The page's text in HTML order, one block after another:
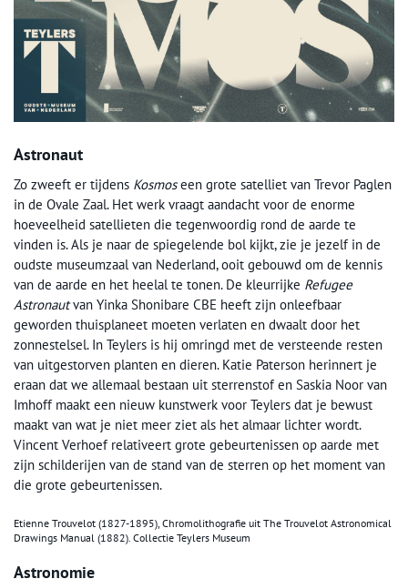
Astronaut
Zo zweeft er tijdens Kosmoseen grote satelliet van Trevor Paglen
in de Ovale Zaal. Het werk vraagt aandacht voor de enorme
hoeveelheid satellieten die tegenwoordig rond de aarde te
vinden is. Als je naar de spiegelende bol kijkt, zie je jezelf in de
oudste museumzaal van Nederland, ooit gebouwd om de kennis
van de aarde en het heelal te tonen. De kleurrijke Refugee
Astronautvan Yinka Shonibare CBE heeft zijn onleefbaar
geworden thuisplaneet moeten verlaten en dwaalt door het
zonnestelsel. In Teylers is hij omringd met de versteende resten
van uitgestorven planten en dieren. Katie Paterson herinnert je
eraan dat we allemaal bestaan uit sterrenstof en Saskia Noor van
Imhoff maakt een nieuw kunstwerk voor Teylers dat je bewust
maakt van wat je niet meer ziet als het almaar lichter wordt.
Vincent Verhoef relativeert grote gebeurtenissen op aarde met
zijn schilderijen van de stand van de sterren op het moment van
die grote gebeurtenissen.
Etienne Trouvelot (1827-1895), Chromolithografie uit The Trouvelot Astronomical
Drawings Manual (1882). Collectie Teylers Museum
Astronomie